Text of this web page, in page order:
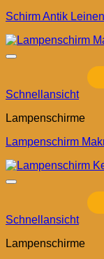
Schirm Antik
Schnellansicht
Lampenschirme
Lampenschirm
Schnellansicht
Lampenschirme